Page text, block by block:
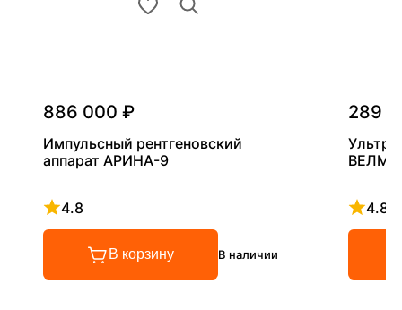
886 000 ₽
Импульсный рентгеновский
аппарат АРИНА-9
4.8
Рейтинг 4.8 из 5
В корзину В наличии
289
4.8